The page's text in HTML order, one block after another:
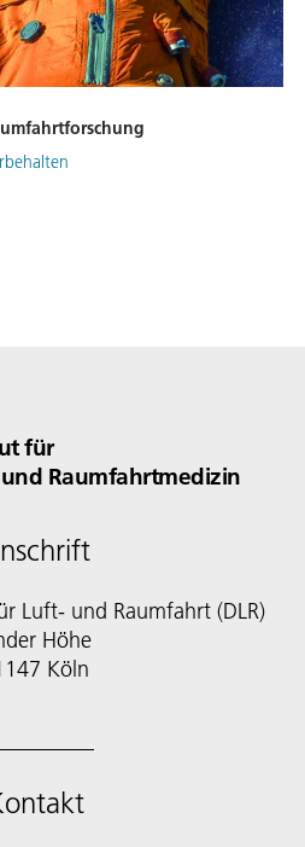
für
Raumfahrtmedizin
Luft- und Raumfahrt (DLR)
Höhe
Köln